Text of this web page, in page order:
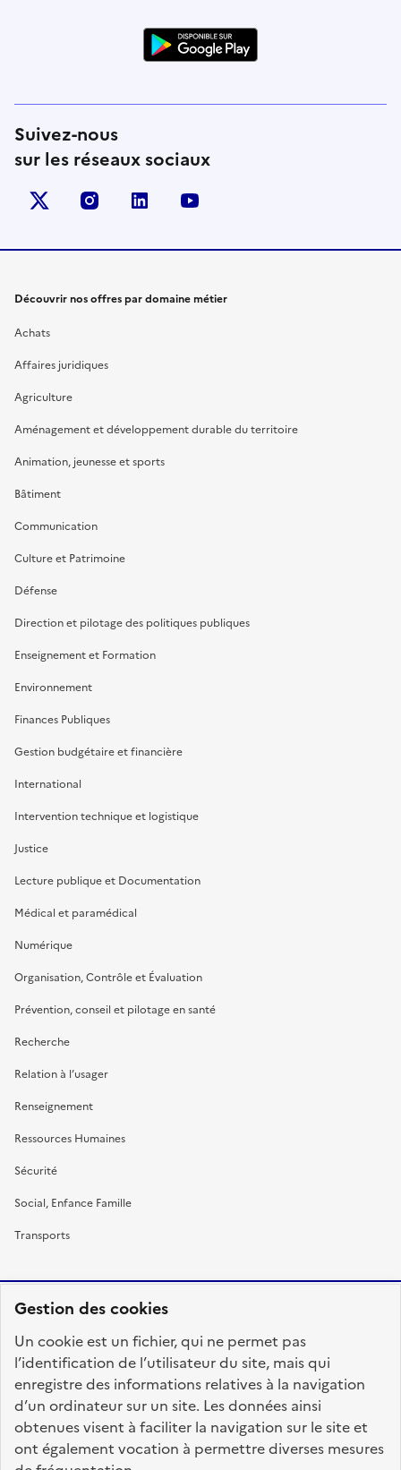
Gestion des cookies
Un cookie est un fichier, qui ne permet pas
l’identification de l’utilisateur du site, mais qui
enregistre des informations relatives à la navigation
d’un ordinateur sur un site. Les données ainsi
obtenues visent à faciliter la navigation sur le site et
ont également vocation à permettre diverses mesures
Suivez-nous
sur les réseaux sociaux
X (anciennement Twitter)
instagramlinkedin
Découvrir nos offres par domaine métier
Achats
Affaires juridiques
Agriculture
Aménagement et développement durable du territoire
Animation, jeunesse et sports
Bâtiment
Communication
Culture et Patrimoine
Défense
Direction et pilotage des politiques publiques
Enseignement et Formation
Environnement
Finances Publiques
Gestion budgétaire et financière
International
Intervention technique et logistique
Justice
Lecture publique et Documentation
Médical et paramédical
Numérique
Organisation, Contrôle et Évaluation
Prévention, conseil et pilotage en santé
Recherche
Relation à l’usager
Renseignement
Ressources Humaines
Sécurité
Social, Enfance Famille
Transports
FRANÇAISE
fonction-publique.gouv.fr
legifrance.gouv.fr